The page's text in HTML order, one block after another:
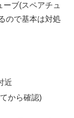
ーブ(スペアチュ
ので基本は対処
近
から確認)